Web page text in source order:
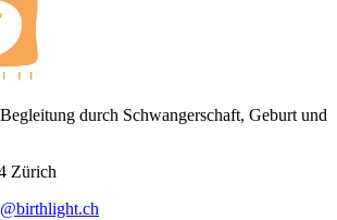
durch Schwangerschaft, Geburt und
Zürich